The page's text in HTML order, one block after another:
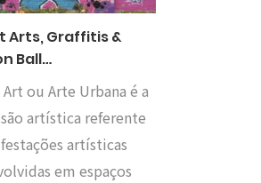
Arts, Graffitis &
Ball…
ou Arte Urbana é a
artística referente
artísticas
em espaços